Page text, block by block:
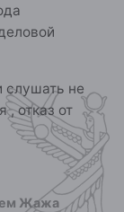
слушать не
, отказ от
Жажа